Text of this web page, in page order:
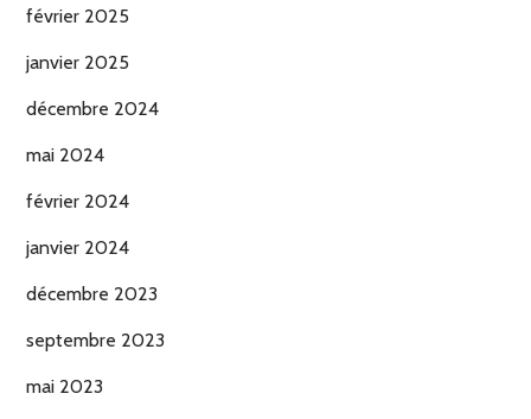
février 2025
janvier 2025
décembre 2024
mai 2024
février 2024
janvier 2024
décembre 2023
septembre 2023
mai 2023